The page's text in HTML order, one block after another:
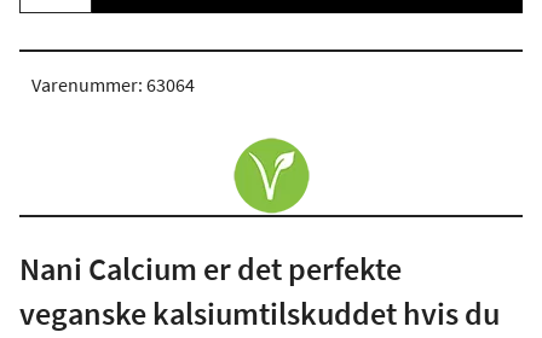
Varenummer: 63064
Nani Calcium er det perfekte
veganske kalsiumtilskuddet hvis du